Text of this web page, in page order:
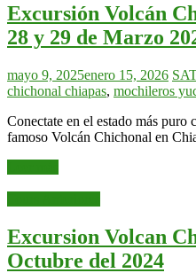
Excursión Volcán
28 y 29 de Marzo
mayo 9, 2025enero 15, 2026
chichonal chiapas, mochileros
Conectate en el estado más puro
famoso Volcán Chichonal en
Excursion Volcan
Octubre del 2024